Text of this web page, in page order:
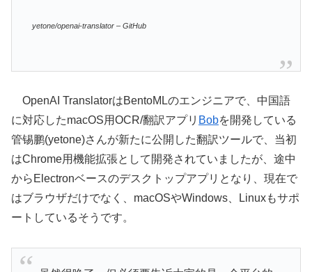
yetone/openai-translator – GitHub
OpenAI TranslatorはBentoMLのエンジニアで、中国語
に対応したmacOS用OCR/翻訳アプリ Bobを開発している
管锡鹏(yetone)さんが新たに公開した翻訳ツールで、当初
はChrome用機能拡張として開発されていましたが、途中
からElectronベースのデスクトップアプリとなり、現在で
はブラウザだけでなく、macOSやWindows、Linuxもサポ
ートしているそうです。